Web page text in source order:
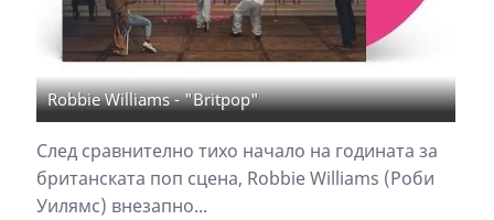
Robbie Williams - "Britpop"
След сравнително тихо начало на годината за
британската поп сцена, Robbie Williams (Роби
Уилямс) внезапно...